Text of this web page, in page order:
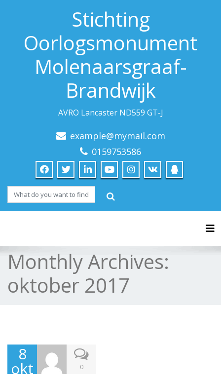
Stichting
Oorlogsmonument
Molenaarsgraaf-
Brandwijk
AVRO Lancaster ND559 GT-J
example@mymail.com
0159753586
Monthly Archives:
oktober 2017
8
okt 0